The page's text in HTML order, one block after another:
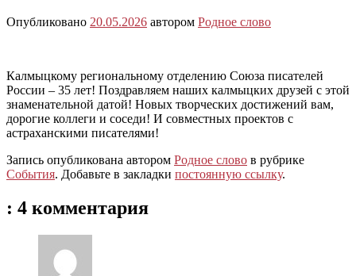
Опубликовано 20.05.2026 автором Родное слово
Калмыцкому региональному отделению Союза писателей
России – 35 лет! Поздравляем наших калмыцких друзей с этой
знаменательной датой! Новых творческих достижений вам,
дорогие коллеги и соседи! И совместных проектов с
астраханскими писателями!
Запись опубликована автором Родное слово в рубрике
События. Добавьте в закладки постоянную ссылку.
: 4 комментария